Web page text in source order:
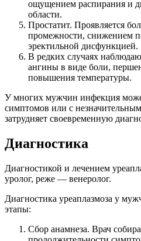
ощущением распирания и
области.
Простатит. Проявляется
промежности, снижением
эректильной дисфункцией.
В редких случаях
ангины в виде боли,
повышения температуры.
У многих мужчин инфекция
симптомов или с
затрудняет своевременную
Диагностика
Диагностикой и лечением
уролог, реже — венеролог.
Диагностика уреаплазмоза у
этапы:
Сбор анамнеза. Врач